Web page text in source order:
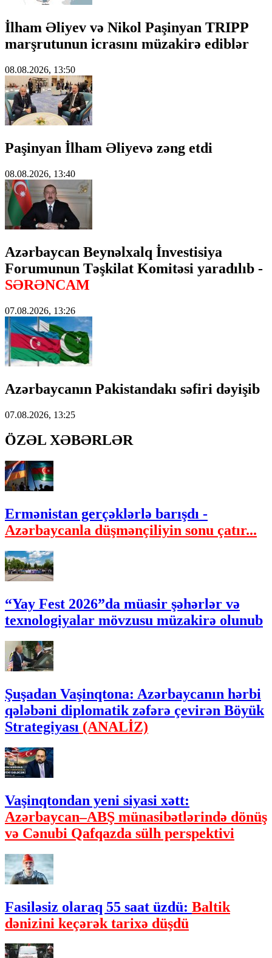
İlham Əliyev və Nikol Paşinyan TRIPP
marşrutunun icrasını müzakirə ediblər
08.08.2026, 13:50
Paşinyan İlham Əliyevə zəng etdi
08.08.2026, 13:40
Azərbaycan Beynəlxalq İnvestisiya
Forumunun Təşkilat Komitəsi yaradılıb -
SƏRƏNCAM
07.08.2026, 13:26
Azərbaycanın Pakistandakı səfiri dəyişib
07.08.2026, 13:25
ÖZƏL XƏBƏRLƏR
Ermənistan gerçəklərlə barışdı -
Azərbaycanla düşmənçiliyin sonu çatır...
“Yay Fest 2026”da müasir şəhərlər və
texnologiyalar mövzusu müzakirə olunub
Şuşadan Vaşinqtona: Azərbaycanın hərbi
qələbəni diplomatik zəfərə çevirən Böyük
Strategiyası (ANALİZ)
Vaşinqtondan yeni siyasi xətt:
Azərbaycan–ABŞ münasibətlərində dönüş
və Cənubi Qafqazda sülh perspektivi
Fasiləsiz olaraq 55 saat üzdü: Baltik
dənizini keçərək tarixə düşdü